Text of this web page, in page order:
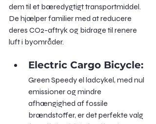
dem til et bæredygtigt transportmiddel.
De hjælper familier med at reducere
deres CO2-aftryk og bidrage til renere
luft i byområder.
Electric Cargo Bicycle:
Green Speedy el ladcykel, med nul
emissioner og mindre
afhængighed af fossile
brændstoffer, er det perfekte valg